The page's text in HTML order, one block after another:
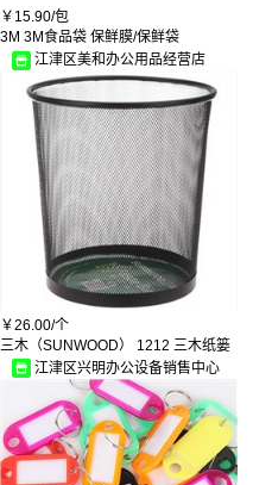
钻石
思锐
雷腾
菲尼克斯/PHOENIX
松下/panasonic
佳洁士/CREST
蒸百特
狮城牌
磐度
沣标
滴露/Dettol
春风
厨防
科华
林晟
￥ 15.90/包
3M 3M食品袋 保鲜膜/保鲜袋
江津区美和办公用品经营店
￥26.00/个
三木（SUNWOOD） 1212 三木纸篓
江津区兴明办公设备销售中心